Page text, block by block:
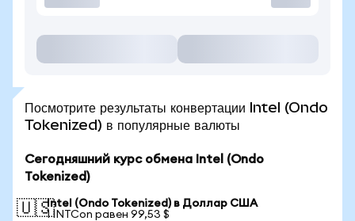
Посмотрите результаты конвертации Intel (Ondo
Tokenized) в популярные валюты
Сегодняшний курс обмена Intel (Ondo
Tokenized)
🇺🇸Intel (Ondo Tokenized) в Доллар США
1 INTCon равен 99,53 $